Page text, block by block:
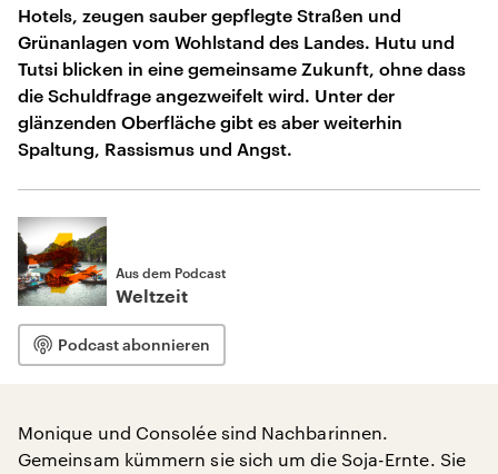
Hotels, zeugen sauber gepflegte Straßen und
Grünanlagen vom Wohlstand des Landes. Hutu und
Tutsi blicken in eine gemeinsame Zukunft, ohne dass
die Schuldfrage angezweifelt wird. Unter der
glänzenden Oberfläche gibt es aber weiterhin
Spaltung, Rassismus und Angst.
Aus dem Podcast
Weltzeit
Podcast abonnieren
Monique und Consolée sind Nachbarinnen.
Gemeinsam kümmern sie sich um die Soja-Ernte. Sie